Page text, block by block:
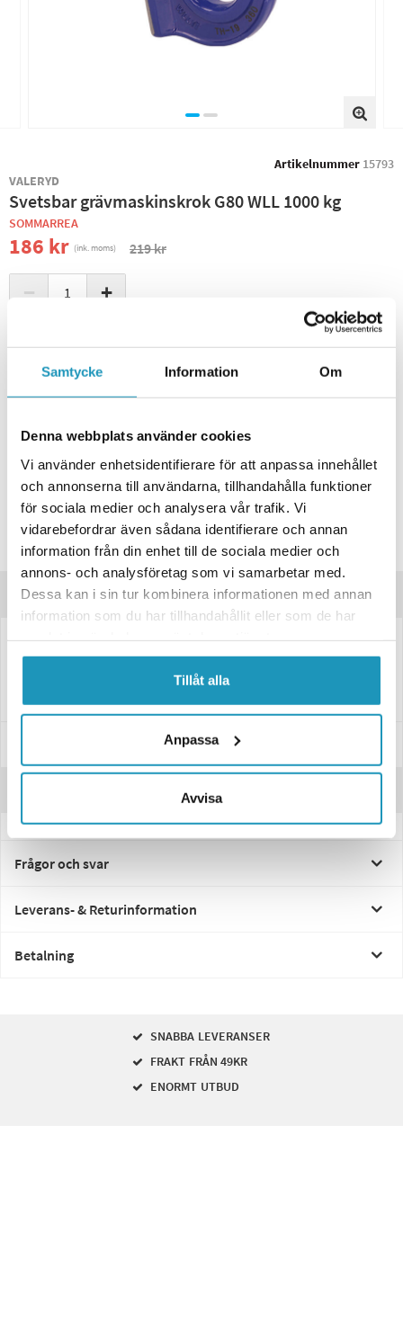
Samtycke Information Om
Denna webbplats använder cookies
Vi använder enhetsidentifierare för att anpassa innehållet
och annonserna till användarna, tillhandahålla funktioner
för sociala medier och analysera vår trafik. Vi
vidarebefordrar även sådana identifierare och annan
information från din enhet till de sociala medier och
annons- och analysföretag som vi samarbetar med.
Dessa kan i sin tur kombinera informationen med annan
information som du har tillhandahållit eller som de har
Tillåt alla
Anpassa
Avvisa
Artikelnummer 15793
VALERYD
Svetsbar grävmaskinskrok G80 WLL 1000 kg
SOMMARREA
186 kr (ink. moms) 219 kr
− +
+ LÄGG I KUNDVAGN
ONLINELAGER
Skickas inom 4-6 Arbetsdagar
BUTIKSLAGER
I LAGER
Lägsta pris de senaste 30-dagarna:
186 kr
Leverans- & Returinformation
Spara produkt
Frågor om produkten?
Produktinformation
Svetsbar grävmaskinskrok med 1 tons kapacitet avsedd att svetsas fast
på skopor eller redskapsfästen på grävmaskiner eller
entreprenadmaskiner som en extra förankrings eller lyftpunkt.
Frågor och svar
Leverans- & Returinformation
Betalning
SNABBA LEVERANSER
FRAKT FRÅN 49KR
ENORMT UTBUD